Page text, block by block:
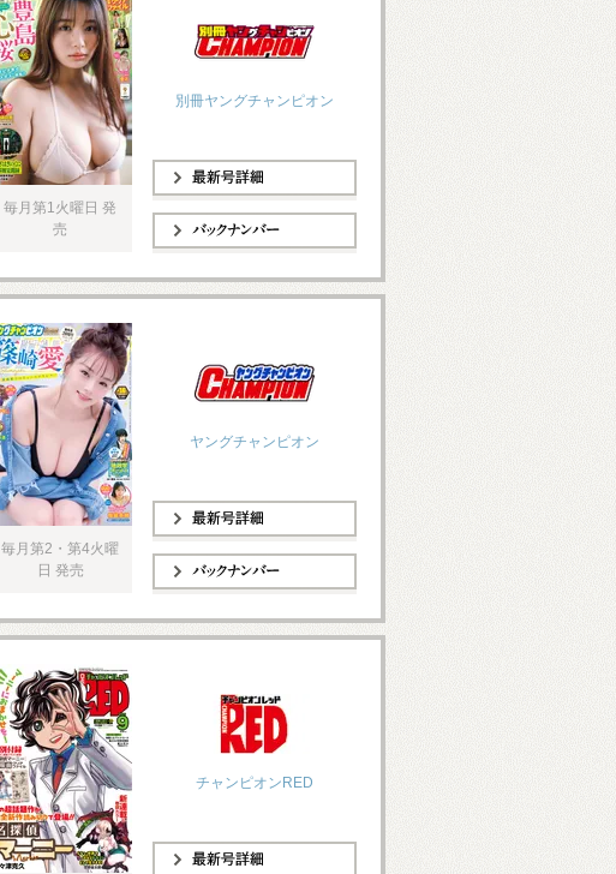
毎月第1火曜日 発
売
別冊ヤングチャンピオン
毎月第2・第4火曜
日 発売
ヤングチャンピオン
チャンピオンRED